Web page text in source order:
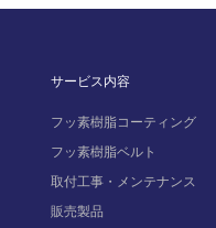
サービス内容
フッ素樹脂コーティング
フッ素樹脂ベルト
取付工事・メンテナンス
販売製品